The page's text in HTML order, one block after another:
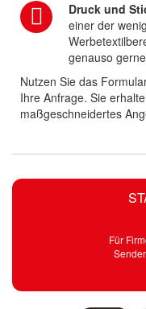
Für
Druck und
einer der
genauso
Nutzen Sie das
Ihre Anfrage. Sie
maßgeschneidertes